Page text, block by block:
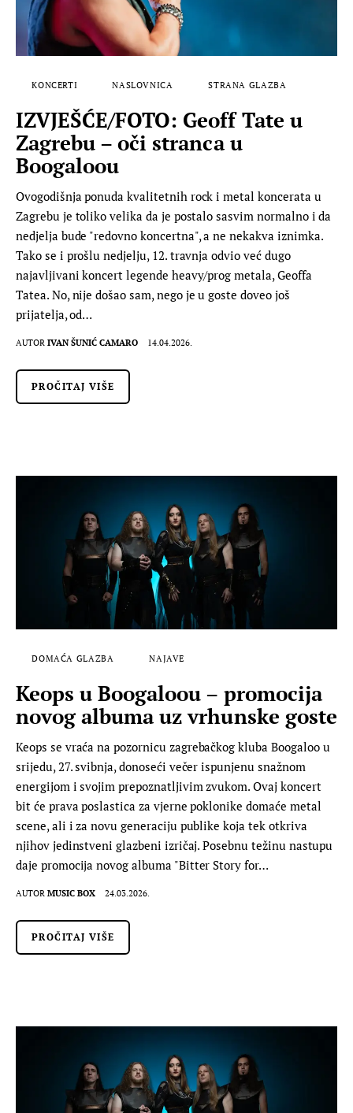
KONCERTI NASLOVNICA STRANA GLAZBA
IZVJEŠĆE/FOTO: Geoff Tate u
Zagrebu – oči stranca u
Boogaloou
Ovogodišnja ponuda kvalitetnih rock i metal koncerata u
Zagrebu je toliko velika da je postalo sasvim normalno i da
nedjelja bude "redovno koncertna", a ne nekakva iznimka.
Tako se i prošlu nedjelju, 12. travnja odvio već dugo
najavljivani koncert legende heavy/prog metala, Geoffa
Tatea. No, nije došao sam, nego je u goste doveo još
prijatelja, od…
AUTOR IVAN ŠUNIĆ CAMARO 14.04.2026.
PROČITAJ VIŠE
DOMAĆA GLAZBA NAJAVE
Keops u Boogaloou – promocija
novog albuma uz vrhunske goste
Keops se vraća na pozornicu zagrebačkog kluba Boogaloo u
srijedu, 27. svibnja, donoseći večer ispunjenu snažnom
energijom i svojim prepoznatljivim zvukom. Ovaj koncert
bit će prava poslastica za vjerne poklonike domaće metal
scene, ali i za novu generaciju publike koja tek otkriva
njihov jedinstveni glazbeni izričaj. Posebnu težinu nastupu
daje promocija novog albuma "Bitter Story for…
AUTOR MUSIC BOX 24.03.2026.
PROČITAJ VIŠE